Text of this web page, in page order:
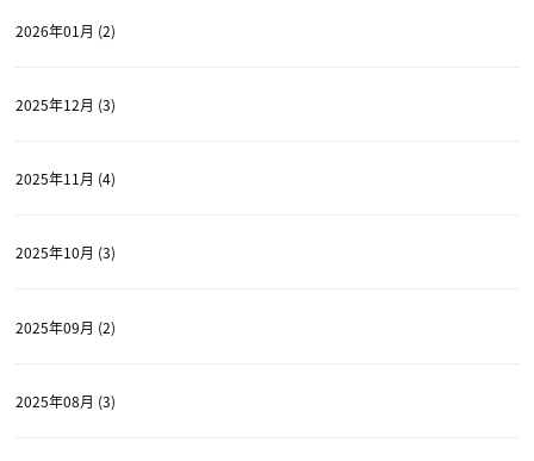
2026年01月 (2)
2025年12月 (3)
2025年11月 (4)
2025年10月 (3)
2025年09月 (2)
2025年08月 (3)